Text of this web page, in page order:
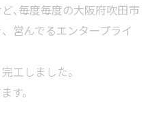
､毎度毎度の大阪府吹田市
営んでるエンタープライ
工しました。
す。